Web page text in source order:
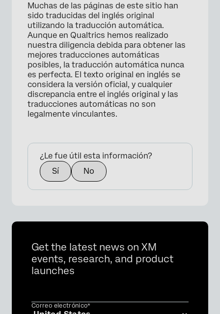
Muchas de las páginas de este sitio han
sido traducidas del inglés original
utilizando la traducción automática.
Aunque en Qualtrics hemos realizado
nuestra diligencia debida para obtener las
mejores traducciones automáticas
posibles, la traducción automática nunca
es perfecta. El texto original en inglés se
considera la versión oficial, y cualquier
discrepancia entre el inglés original y las
traducciones automáticas no son
legalmente vinculantes.
¿Le fue útil esta información?
Sí
No
Get the latest news on XM
events, research, and product
launches
Correo electrónico*